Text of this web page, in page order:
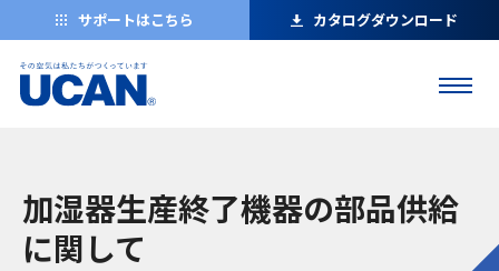
サポートはこちら カタログダウンロード
加湿器生産終了機器の部品供給
に関して